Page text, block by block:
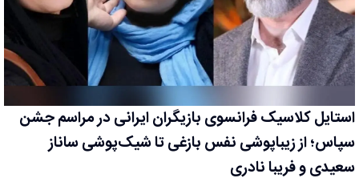
استایل کلاسیک فرانسوی بازیگران ایرانی در مراسم جشن
سپاس؛ از زیباپوشی نفس بازغی تا شیک‌پوشی ساناز
سعیدی و فریبا نادری